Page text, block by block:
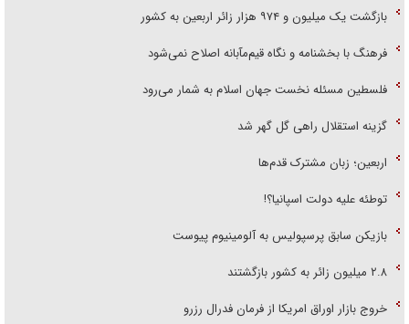
بازگشت یک میلیون و ۹۷۴ هزار زائر اربعین به کشور
فرهنگ با بخشنامه و نگاه قیم‌مآبانه اصلاح نمی‌شود
فلسطین مسئله نخست جهان اسلام به شمار می‌رود
گزینه استقلال راهی گل گهر شد
اربعین؛ زبان مشترک قدم‌ها
توطئه علیه دولت اسپانیا؟!
بازیکن سابق پرسپولیس به آلومینیوم پیوست
۲.۸ میلیون زائر به کشور بازگشتند
خروج بازار اوراق امریکا از فرمان فدرال رزرو